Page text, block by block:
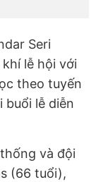
Seri
lễ hội với
theo tuyến
buổi lễ diễn
và đội
(66 tuổi),